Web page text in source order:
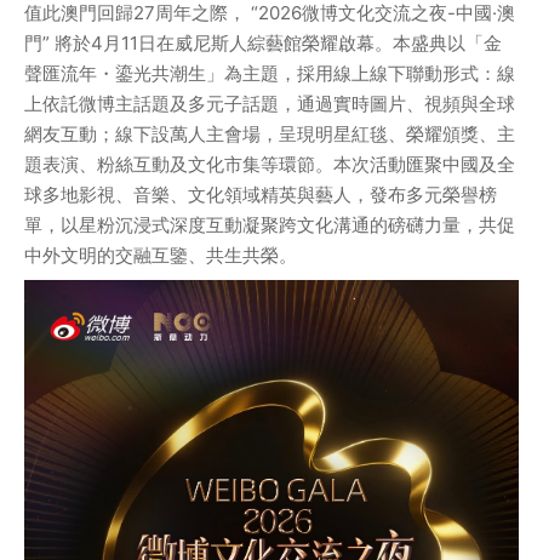
值此澳門回歸27周年之際， “2026微博文化交流之夜-中國·澳
門” 將於4月11日在威尼斯人綜藝館榮耀啟幕。本盛典以「金
聲匯流年・鎏光共潮生」為主題，採用線上線下聯動形式：線
上依託微博主話題及多元子話題，通過實時圖片、視頻與全球
網友互動；線下設萬人主會場，呈現明星紅毯、榮耀頒獎、主
題表演、粉絲互動及文化市集等環節。本次活動匯聚中國及全
球多地影視、音樂、文化領域精英與藝人，發布多元榮譽榜
單，以星粉沉浸式深度互動凝聚跨文化溝通的磅礴力量，共促
中外文明的交融互鑒、共生共榮。